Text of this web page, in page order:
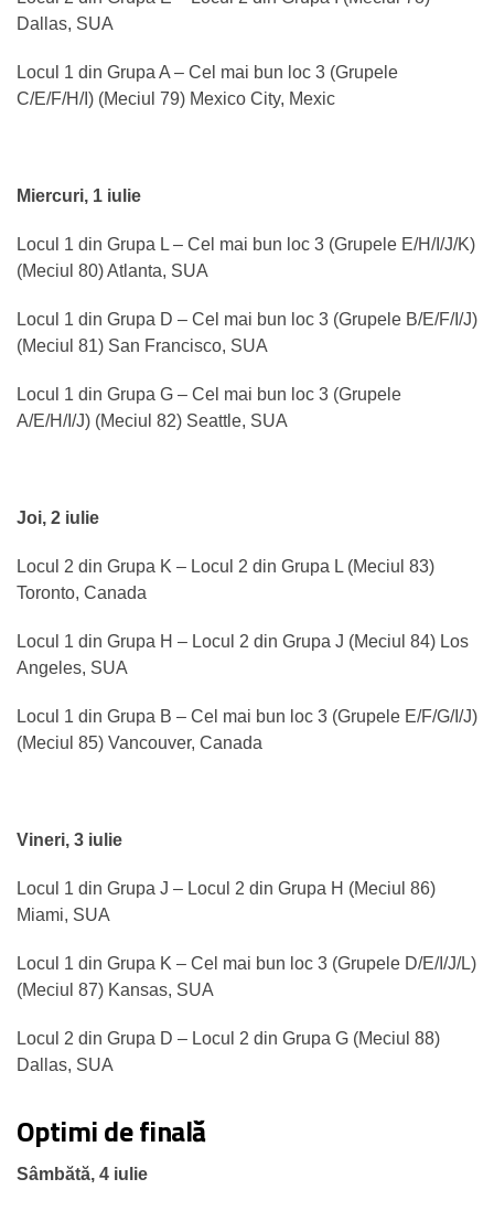
Dallas, SUA
Locul 1 din Grupa A – Cel mai bun loc 3 (Grupele
C/E/F/H/I) (Meciul 79) Mexico City, Mexic
Miercuri, 1 iulie
Locul 1 din Grupa L – Cel mai bun loc 3 (Grupele E/H/I/J/K)
(Meciul 80) Atlanta, SUA
Locul 1 din Grupa D – Cel mai bun loc 3 (Grupele B/E/F/I/J)
(Meciul 81) San Francisco, SUA
Locul 1 din Grupa G – Cel mai bun loc 3 (Grupele
A/E/H/I/J) (Meciul 82) Seattle, SUA
Joi, 2 iulie
Locul 2 din Grupa K – Locul 2 din Grupa L (Meciul 83)
Toronto, Canada
Locul 1 din Grupa H – Locul 2 din Grupa J (Meciul 84) Los
Angeles, SUA
Locul 1 din Grupa B – Cel mai bun loc 3 (Grupele E/F/G/I/J)
(Meciul 85) Vancouver, Canada
Vineri, 3 iulie
Locul 1 din Grupa J – Locul 2 din Grupa H (Meciul 86)
Miami, SUA
Locul 1 din Grupa K – Cel mai bun loc 3 (Grupele D/E/I/J/L)
(Meciul 87) Kansas, SUA
Locul 2 din Grupa D – Locul 2 din Grupa G (Meciul 88)
Dallas, SUA
Optimi de finală
Sâmbătă, 4 iulie